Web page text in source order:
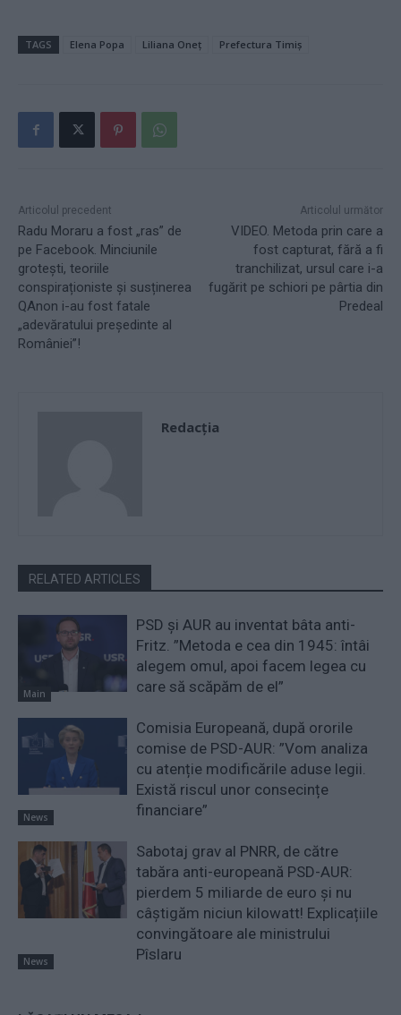
TAGS Elena Popa Liliana Oneț Prefectura Timiș
Articolul precedent
Radu Moraru a fost „ras” de
pe Facebook. Minciunile
grotești, teoriile
conspiraționiste și susținerea
QAnon i-au fost fatale
„adevăratului președinte al
României”!
Articolul următor
VIDEO. Metoda prin care a
fost capturat, fără a fi
tranchilizat, ursul care i-a
fugărit pe schiori pe pârtia din
Predeal
Redacţia
RELATED ARTICLES
Main
PSD și AUR au inventat bâta anti-
Fritz. ”Metoda e cea din 1945: întâi
alegem omul, apoi facem legea cu
care să scăpăm de el”
News
Comisia Europeană, după ororile
comise de PSD-AUR: ”Vom analiza
cu atenție modificările aduse legii.
Există riscul unor consecințe
financiare”
News
Sabotaj grav al PNRR, de către
tabăra anti-europeană PSD-AUR:
pierdem 5 miliarde de euro și nu
câștigăm niciun kilowatt! Explicațiile
convingătoare ale ministrului
Pîslaru